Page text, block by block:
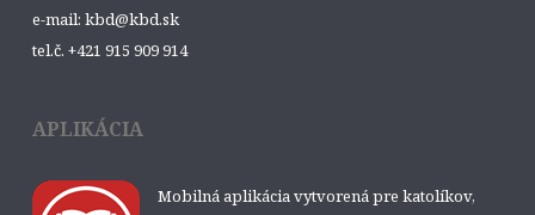
e-mail: kbd@kbd.sk
tel.č. +421 915 909 914
APLIKÁCIA
Mobilná aplikácia vytvorená pre katolíkov,